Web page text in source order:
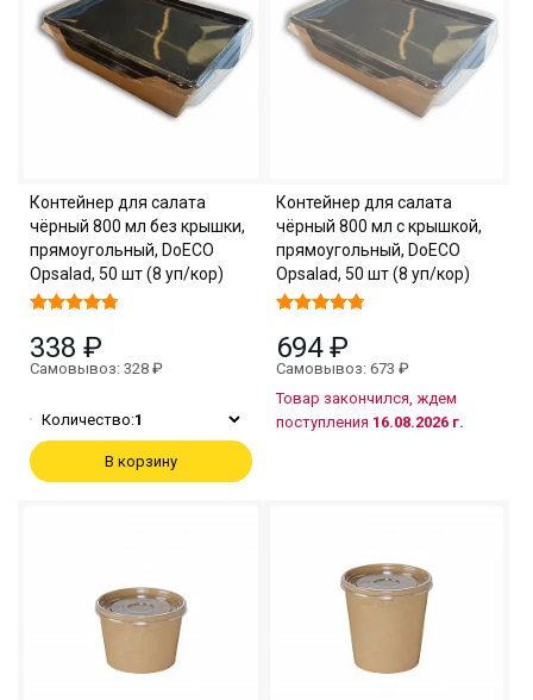
Контейнер для салата
чёрный 800 мл без крышки,
прямоугольный, DoECO
Opsalad, 50 шт (8 уп/кор)
338 ₽
Самовывоз: 328 ₽
Количество:1
В корзину
Контейнер для салата
чёрный 800 мл с крышкой,
прямоугольный, DoECO
Opsalad, 50 шт (8 уп/кор)
694 ₽
Самовывоз: 673 ₽
Товар закончился, ждем
поступления 16.08.2026 г.